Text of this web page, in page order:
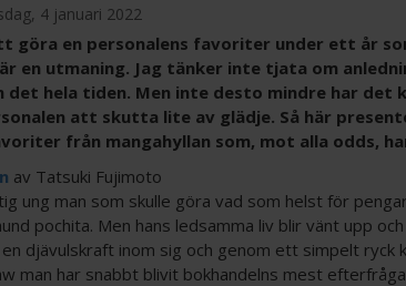
4 januari 2022
göra en personalens favoriter under ett år
en utmaning. Jag tänker inte tjata om
det hela tiden. Men inte desto mindre har det
att skutta lite av glädje. Så här
från mangahyllan som, mot alla odds,
av Tatsuki Fujimoto
ung man som skulle göra vad som helst för
pochita. Men hans ledsamma liv blir vänt upp
en djävulskraft inom sig och genom ett simpelt ryck
man har snabbt blivit bokhandelns mest